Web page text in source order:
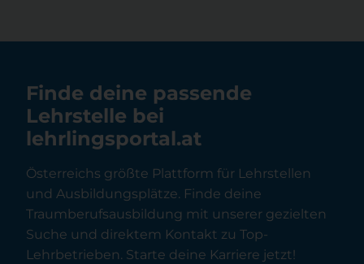
Finde deine passende
Lehrstelle bei
lehrlingsportal.at
Österreichs größte Plattform für Lehrstellen
und Ausbildungsplätze. Finde deine
Traumberufsausbildung mit unserer gezielten
Suche und direktem Kontakt zu Top-
Lehrbetrieben. Starte deine Karriere jetzt!